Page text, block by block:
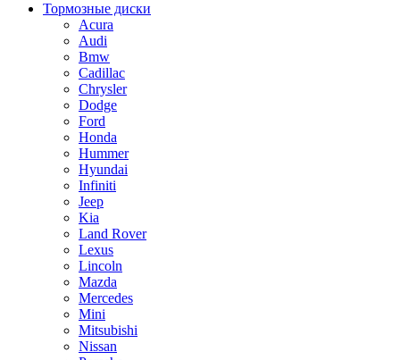
Тормозные диски
Acura
Audi
Bmw
Cadillac
Chrysler
Dodge
Ford
Honda
Hummer
Hyundai
Infiniti
Jeep
Kia
Land Rover
Lexus
Lincoln
Mazda
Mercedes
Mini
Mitsubishi
Nissan